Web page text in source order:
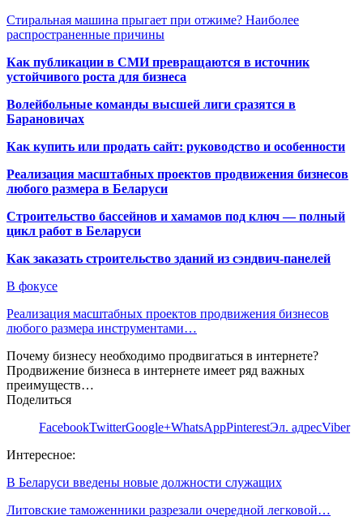
Стиральная машина прыгает при отжиме? Наиболее
распространенные причины
Как публикации в СМИ превращаются в источник
устойчивого роста для бизнеса
Волейбольные команды высшей лиги сразятся в
Барановичах
Как купить или продать сайт: руководство и особенности
Реализация масштабных проектов продвижения бизнесов
любого размера в Беларуси
Строительство бассейнов и хамамов под ключ — полный
цикл работ в Беларуси
Как заказать строительство зданий из сэндвич-панелей
В фокусе
Реализация масштабных проектов продвижения бизнесов
любого размера инструментами…
Почему бизнесу необходимо продвигаться в интернете?
Продвижение бизнеса в интернете имеет ряд важных
преимуществ…
Поделиться
FacebookTwitterGoogle+WhatsAppPinterestЭл. адресViber
Интересное:
В Беларуси введены новые должности служащих
Литовские таможенники разрезали очередной легковой…